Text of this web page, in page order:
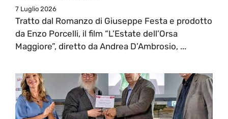
7 Luglio 2026
Tratto dal Romanzo di Giuseppe Festa e prodotto
da Enzo Porcelli, il film “L’Estate dell’Orsa
Maggiore”, diretto da Andrea D’Ambrosio, ...